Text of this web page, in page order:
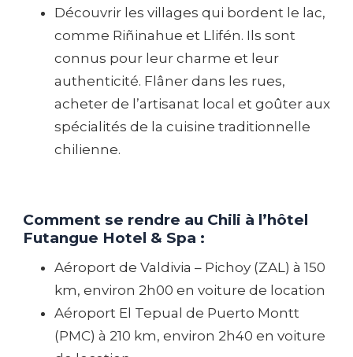
Découvrir les villages qui bordent le lac,
comme Riñinahue et Llifén. Ils sont
connus pour leur charme et leur
authenticité. Flâner dans les rues,
acheter de l’artisanat local et goûter aux
spécialités de la cuisine traditionnelle
chilienne.
Comment se rendre au Chili à l’hôtel
Futangue Hotel & Spa :
Aéroport de Valdivia – Pichoy (ZAL) à 150
km, environ 2h00 en voiture de location
Aéroport El Tepual de Puerto Montt
(PMC) à 210 km, environ 2h40 en voiture